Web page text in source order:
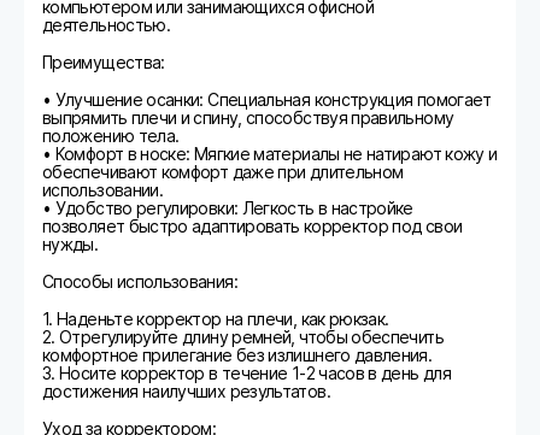
компьютером или занимающихся офисной
деятельностью.
Преимущества:
• Улучшение осанки: Специальная конструкция помогает
выпрямить плечи и спину, способствуя правильному
положению тела.
• Комфорт в носке: Мягкие материалы не натирают кожу и
обеспечивают комфорт даже при длительном
использовании.
• Удобство регулировки: Легкость в настройке
позволяет быстро адаптировать корректор под свои
нужды.
Способы использования:
1. Наденьте корректор на плечи, как рюкзак.
2. Отрегулируйте длину ремней, чтобы обеспечить
комфортное прилегание без излишнего давления.
3. Носите корректор в течение 1-2 часов в день для
достижения наилучших результатов.
Уход за корректором: